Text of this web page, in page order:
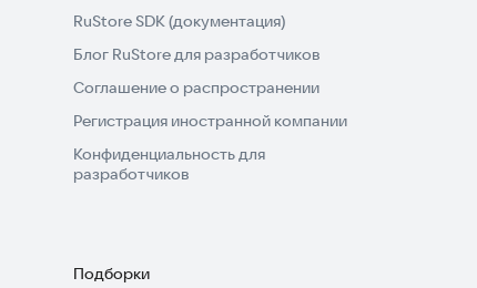
RuStore SDK (документация)
Блог RuStore для разработчиков
Соглашение о распространении
Регистрация иностранной компании
Конфиденциальность для
разработчиков
Подборки